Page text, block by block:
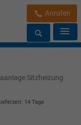
Anrufen
Sitzheizung
14 Tage